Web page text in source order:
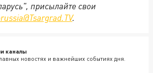
присылайте свои
.
каналы
новостях и важнейших событиях дня.